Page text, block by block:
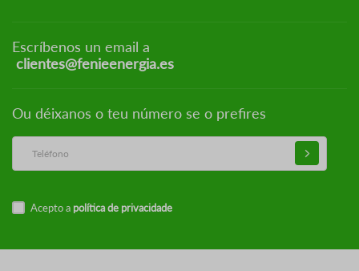
Escríbenos un email a
clientes@fenieenergia.es
Ou déixanos o teu número se o prefires
Acepto a política de privacidade